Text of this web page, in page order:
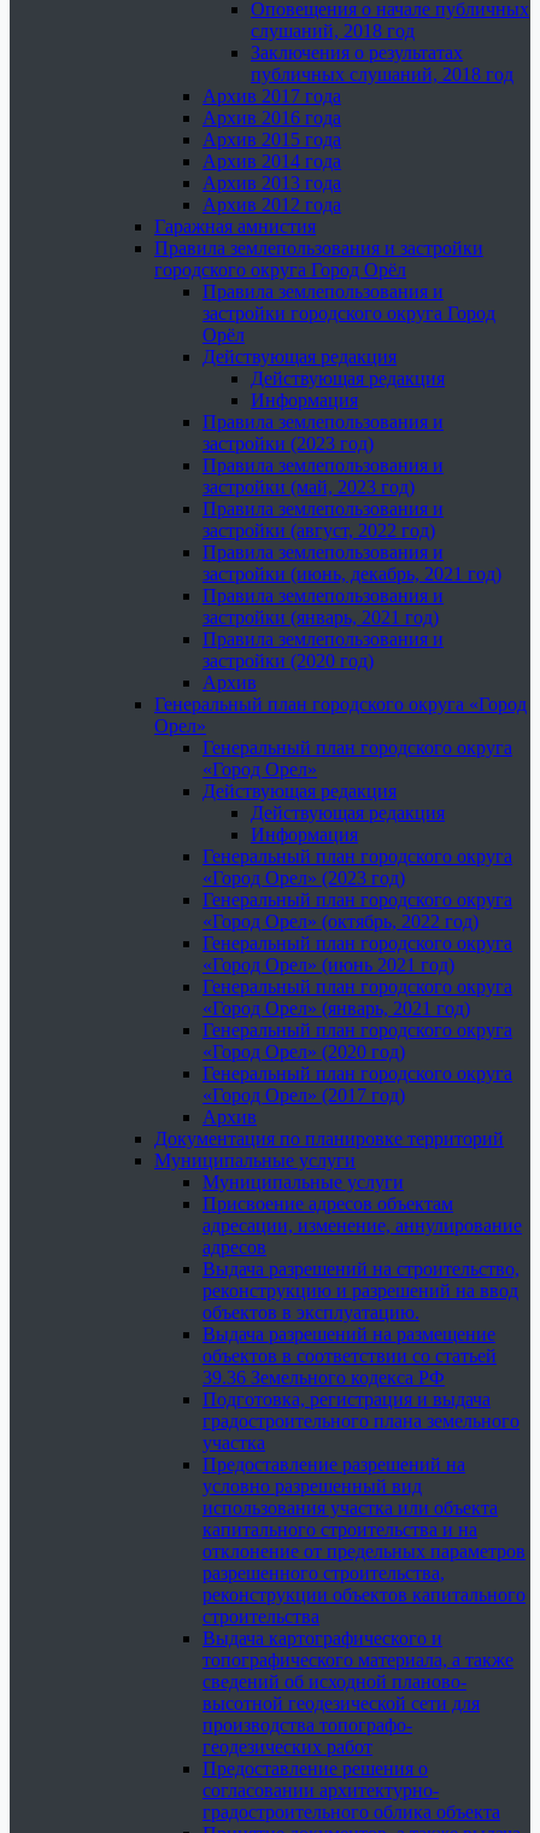
Оповещения о начале публичных
слушаний, 2018 год
Заключения о результатах
публичных слушаний, 2018 год
Архив 2017 года
Архив 2016 года
Архив 2015 года
Архив 2014 года
Архив 2013 года
Архив 2012 года
Гаражная амнистия
Правила землепользования и застройки
городского округа Город Орёл
Правила землепользования и
застройки городского округа Город
Орёл
Действующая редакция
Действующая редакция
Информация
Правила землепользования и
застройки (2023 год)
Правила землепользования и
застройки (май, 2023 год)
Правила землепользования и
застройки (август, 2022 год)
Правила землепользования и
застройки (июнь, декабрь, 2021 год)
Правила землепользования и
застройки (январь, 2021 год)
Правила землепользования и
застройки (2020 год)
Архив
Генеральный план городского округа «Город
Орел»
Генеральный план городского округа
«Город Орел»
Действующая редакция
Действующая редакция
Информация
Генеральный план городского округа
«Город Орел» (2023 год)
Генеральный план городского округа
«Город Орел» (октябрь, 2022 год)
Генеральный план городского округа
«Город Орел» (июнь 2021 год)
Генеральный план городского округа
«Город Орел» (январь, 2021 год)
Генеральный план городского округа
«Город Орел» (2020 год)
Генеральный план городского округа
«Город Орел» (2017 год)
Архив
Документация по планировке территорий
Муниципальные услуги
Муниципальные услуги
Присвоение адресов объектам
адресации, изменение, аннулирование
адресов
Выдача разрешений на строительство,
реконструкцию и разрешений на ввод
объектов в эксплуатацию.
Выдача разрешений на размещение
объектов в соответствии со статьей
39.36 Земельного кодекса РФ
Подготовка, регистрация и выдача
градостроительного плана земельного
участка
Предоставление разрешений на
условно разрешенный вид
использования участка или объекта
капитального строительства и на
отклонение от предельных параметров
разрешенного строительства,
реконструкции объектов капитального
строительства
Выдача картографического и
топографического материала, а также
сведений об исходной планово-
высотной геодезической сети для
производства топографо-
геодезических работ
Предоставление решения о
согласовании архитектурно-
градостроительного облика объекта